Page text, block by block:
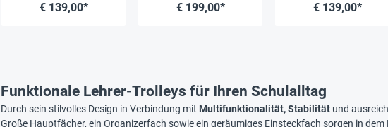
€ 139,00* € 199,00* € 139,00*
Funktionale Lehrer-Trolleys für Ihren Schulalltag
Durch sein stilvolles Design in Verbindung mit Multifunktionalität, Stabilität und
Große Hauptfächer, ein Organizerfach sowie ein geräumiges Einsteckfach sorgen in